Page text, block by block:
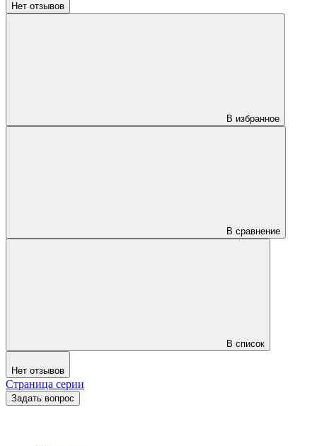
Нет отзывов
В избранное
В сравнение
В список
Нет отзывов
Страница серии
Задать вопрос